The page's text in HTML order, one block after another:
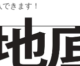
きます！